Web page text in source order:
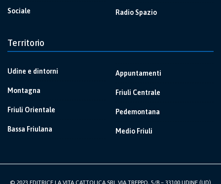
Sociale Radio Spazio
Territorio
Udine e dintorni
Montagna
Friuli Orientale
Bassa Friulana
Appuntamenti
Friuli Centrale
Pedemontana
Medio Friuli
© 2023 EDITRICE LA VITA CATTOLICA SRL VIA TREPPO, 5/B – 33100 UDINE (UD)